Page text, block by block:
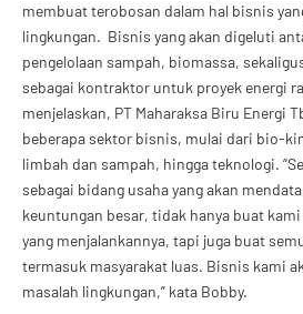
membuat terobosan dalam hal bisnis
lingkungan. Bisnis yang akan digeluti
pengelolaan sampah, biomassa,
sebagai kontraktor untuk proyek energi
menjelaskan, PT Maharaksa Biru Energi
beberapa sektor bisnis, mulai dari bio-
limbah dan sampah, hingga teknologi.
sebagai bidang usaha yang akan
keuntungan besar, tidak hanya buat
yang menjalankannya, tapi juga buat
termasuk masyarakat luas. Bisnis kami
masalah lingkungan,” kata Bobby.